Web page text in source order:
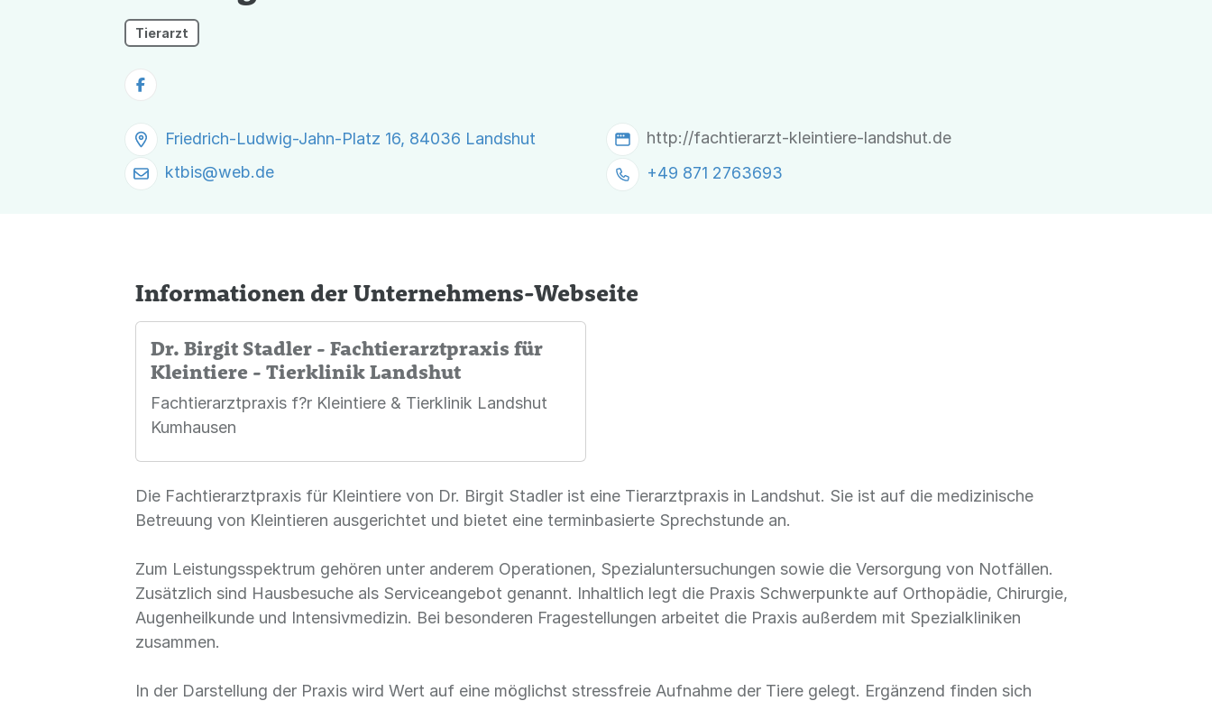
Tierarzt
Friedrich-Ludwig-Jahn-Platz 16, 84036 Landshut
http://fachtierarzt-kleintiere-landshut.de
ktbis@web.de +49 871 2763693
Informationen der Unternehmens-Webseite
Dr. Birgit Stadler - Fachtierarztpraxis für
Kleintiere - Tierklinik Landshut
Fachtierarztpraxis f?r Kleintiere & Tierklinik Landshut
Kumhausen
Die Fachtierarztpraxis für Kleintiere von Dr. Birgit Stadler ist eine Tierarztpraxis in Landshut. Sie ist auf die medizinische
Betreuung von Kleintieren ausgerichtet und bietet eine terminbasierte Sprechstunde an.
Zum Leistungsspektrum gehören unter anderem Operationen, Spezialuntersuchungen sowie die Versorgung von Notfällen.
Zusätzlich sind Hausbesuche als Serviceangebot genannt. Inhaltlich legt die Praxis Schwerpunkte auf Orthopädie, Chirurgie,
Augenheilkunde und Intensivmedizin. Bei besonderen Fragestellungen arbeitet die Praxis außerdem mit Spezialkliniken
zusammen.
In der Darstellung der Praxis wird Wert auf eine möglichst stressfreie Aufnahme der Tiere gelegt. Ergänzend finden sich